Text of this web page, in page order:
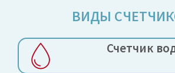
ВИДЫ
Счетчик